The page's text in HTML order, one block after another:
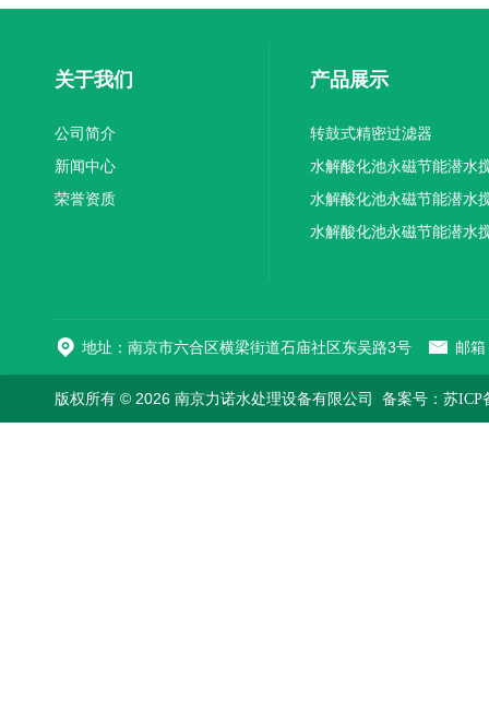
关于我们
公司简介
新闻中心
荣誉资质
产品展示
转鼓式精密过滤器
水解酸化池永磁节能潜水
机厂家供应
水解酸化池永磁节能潜水
机厂家直销
水解酸化池永磁节能潜水
地址：南京市六合区横梁街道石庙社区东吴路3号 邮
版权所有 © 2026 南京力诺水处理设备有限公司 备案号：苏ICP